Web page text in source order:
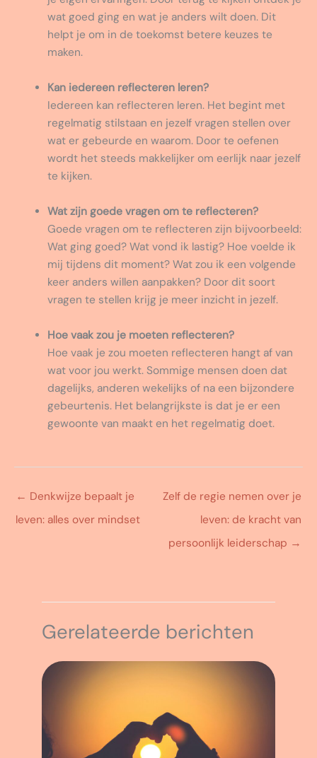
wat goed ging en wat je anders wilt doen. Dit
helpt je om in de toekomst betere keuzes te
maken.
Kan iedereen reflecteren leren?
Iedereen kan reflecteren leren. Het begint met
regelmatig stilstaan en jezelf vragen stellen over
wat er gebeurde en waarom. Door te oefenen
wordt het steeds makkelijker om eerlijk naar jezelf
te kijken.
Wat zijn goede vragen om te reflecteren?
Goede vragen om te reflecteren zijn bijvoorbeeld:
Wat ging goed? Wat vond ik lastig? Hoe voelde ik
mij tijdens dit moment? Wat zou ik een volgende
keer anders willen aanpakken? Door dit soort
vragen te stellen krijg je meer inzicht in jezelf.
Hoe vaak zou je moeten reflecteren?
Hoe vaak je zou moeten reflecteren hangt af van
wat voor jou werkt. Sommige mensen doen dat
dagelijks, anderen wekelijks of na een bijzondere
gebeurtenis. Het belangrijkste is dat je er een
gewoonte van maakt en het regelmatig doet.
← Denkwijze bepaalt je
leven: alles over mindset
Zelf de regie nemen over je
leven: de kracht van
persoonlijk leiderschap →
Gerelateerde berichten